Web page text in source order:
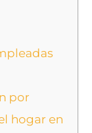
por
hogar en